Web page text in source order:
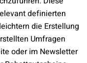
definierten
die Erstellung
Umfragen
oder im Newsletter